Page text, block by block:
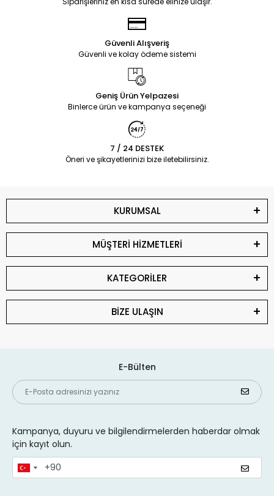
Güvenli Alışveriş
Güvenli ve kolay ödeme sistemi
Geniş Ürün Yelpazesi
Binlerce ürün ve kampanya seçeneği
7 / 24 DESTEK
Öneri ve şikayetlerinizi bize iletebilirsiniz.
KURUMSAL
MÜŞTERİ HİZMETLERİ
KATEGORİLER
BİZE ULAŞIN
E-Bülten
Kampanya, duyuru ve bilgilendirmelerden haberdar olmak
için kayıt olun.